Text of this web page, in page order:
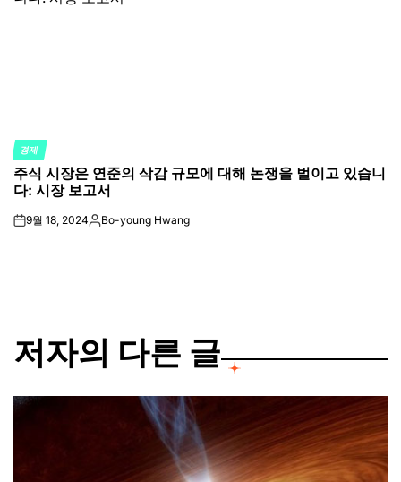
POSTED
IN
경제
주식 시장은 연준의 삭감 규모에 대해 논쟁을 벌이고 있습니
다: 시장 보고서
on9월 18, 2024Posted
Bo-young Hwang
저자의 다른 글